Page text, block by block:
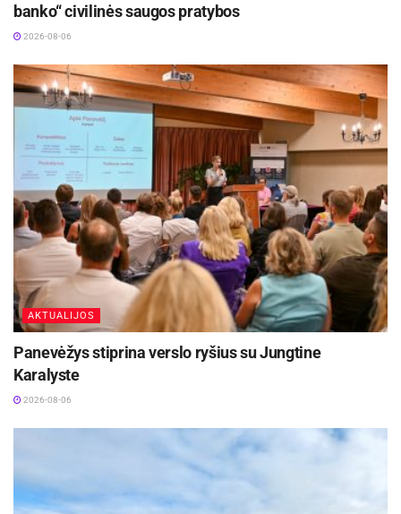
Aktualios naujienos
Europos sveikatos draudimo kortelę gali pakeisti
sertifikatas
svarbiems pokyčiams
Šaltinis: Molėtų rajono savivaldybė
banko“ civilinės saugos pratybos
2026-08-06
AKTUALIJOS
Panevėžys stiprina verslo ryšius su Jungtine
Karalyste
2026-08-06